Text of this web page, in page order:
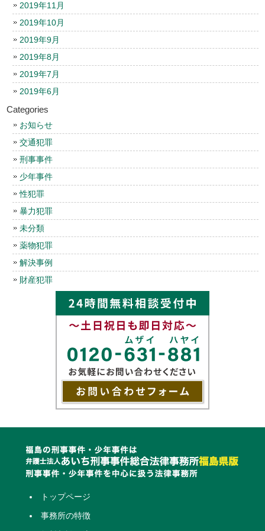
2019年11月
2019年10月
2019年9月
2019年8月
2019年7月
2019年6月
Categories
お知らせ
交通犯罪
刑事事件
少年事件
性犯罪
暴力犯罪
未分類
薬物犯罪
解決事例
財産犯罪
トップページ
事務所の特徴